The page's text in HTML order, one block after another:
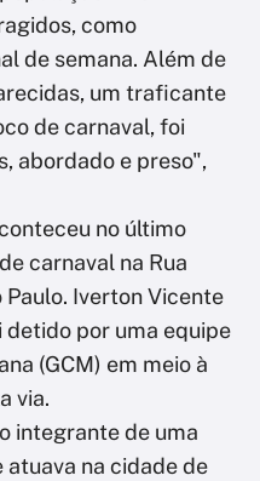
como
de semana. Além de
um traficante
de carnaval, foi
abordado e preso",
no último
carnaval na Rua
Paulo. Iverton Vicente
detido por uma equipe
(GCM) em meio à
via.
integrante de uma
na cidade de